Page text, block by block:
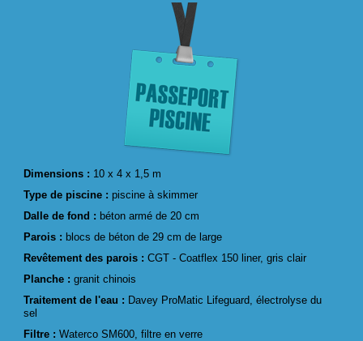
Dimensions : 10 x 4 x 1,5 m
Type de piscine : piscine à skimmer
Dalle de fond : béton armé de 20 cm
Parois : blocs de béton de 29 cm de large
Revêtement des parois : CGT - Coatflex 150 liner, gris clair
Planche :granit chinois
Traitement de l'eau : Davey ProMatic Lifeguard, électrolyse du
sel
Filtre :Waterco SM600, filtre en verre